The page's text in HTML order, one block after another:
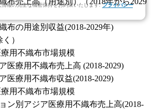
情報の完全な機密保持をお約束いたします.プライバシー
布の用途別収益(2018-2029年)
）
用不織布市場規模
医療用不織布売上高 (2018-2029)
医療用不織布収益(2018-2029)
用不織布市場規模
ン別アジア医療用不織布売上高(2018-